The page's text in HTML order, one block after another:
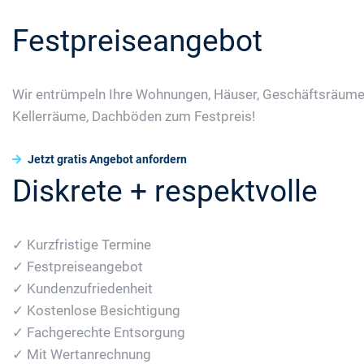
Festpreiseangebot
Wir entrümpeln Ihre Wohnungen, Häuser,
Kellerräume, Dachböden zum Festpreis!
Jetzt gratis Angebot anfordern
Diskrete + respektvolle
✓ Kurzfristige Termine
✓ Festpreiseangebot
✓ Kundenzufriedenheit
✓ Kostenlose Besichtigung
✓ Fachgerechte Entsorgung
✓ Mit Wertanrechnung